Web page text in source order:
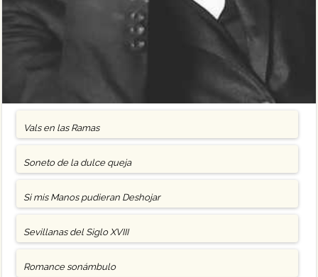
Vals en las Ramas
Soneto de la dulce queja
Si mis Manos pudieran Deshojar
Sevillanas del Siglo XVIII
Romance sonámbulo